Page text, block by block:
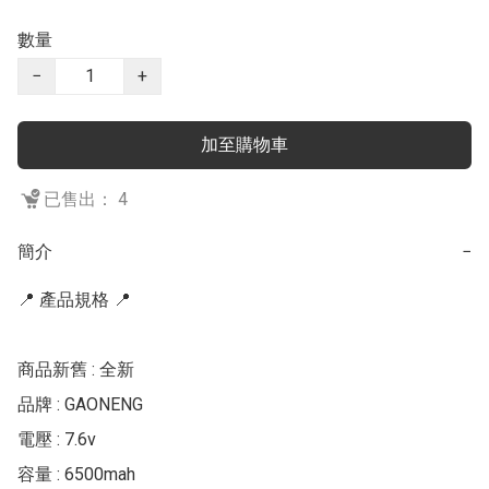
數量
−
+
加至購物車
已售出： 4
簡介 −
📍 產品規格 📍
商品新舊 : 全新
品牌 : GAONENG
電壓 : 7.6v
容量 : 6500mah